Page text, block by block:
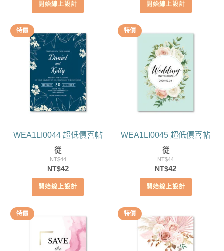
價
格：
價
格：
開始線上設計
價
格：
價
格：
開始線上設計
特價
WEA1LI0044 超低價喜帖
從
NT$44
原
始
價
格：
NT$42目
前
價
格：
開始線上設計
特價
WEA1LI0045 超低價喜帖
從
NT$44
原
始
價
格：
NT$42目
前
價
格：
開始線上設計
特價 特價